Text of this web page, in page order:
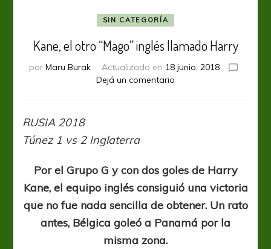
SIN CATEGORÍA
Kane, el otro “Mago” inglés llamado Harry
por Maru Burak Actualizado en 18 junio, 2018
Dejá un comentario
Harry
RUSIA 2018
Túnez 1 vs 2 Inglaterra
Por el Grupo G y con dos goles de Harry
Kane, el equipo inglés consiguió una victoria
que no fue nada sencilla de obtener. Un rato
antes, Bélgica goleó a Panamá por la
misma zona.